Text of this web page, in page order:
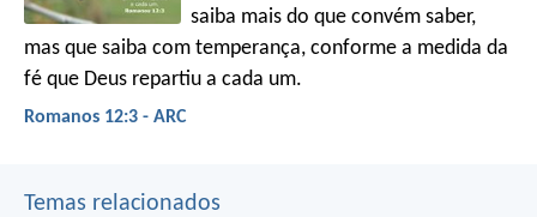
saiba mais do que convém saber,
mas que saiba com temperança, conforme a medida da
fé que Deus repartiu a cada um.
Romanos 12:3 - ARC
Temas relacionados